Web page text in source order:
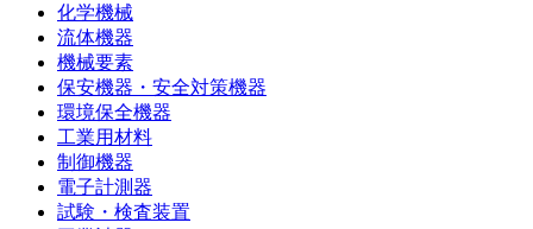
化学機械
流体機器
機械要素
保安機器・安全対策機器
環境保全機器
工業用材料
制御機器
電子計測器
試験・検査装置